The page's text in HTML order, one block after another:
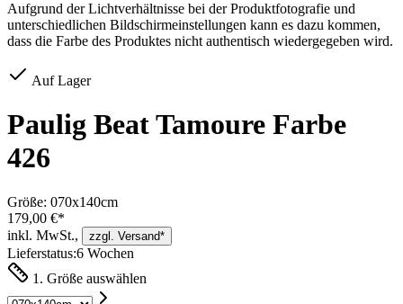
Aufgrund der Lichtverhältnisse bei der Produktfotografie und
unterschiedlichen Bildschirmeinstellungen kann es dazu kommen,
dass die Farbe des Produktes nicht authentisch wiedergegeben wird.
Auf Lager
Paulig Beat Tamoure Farbe
426
Größe: 070x140cm
179,00 €*
inkl. MwSt.,
zzgl. Versand*
Lieferstatus:6 Wochen
1. Größe auswählen